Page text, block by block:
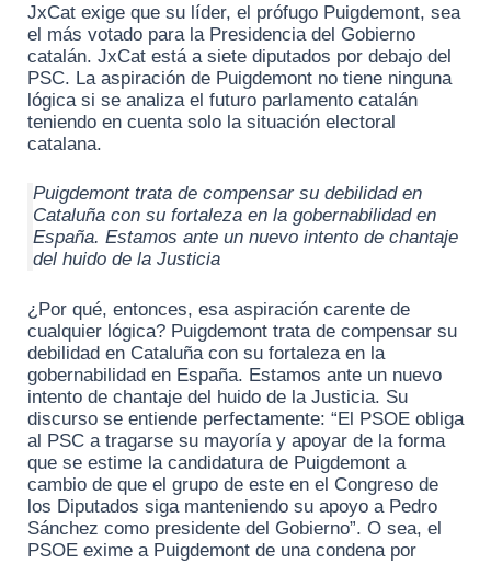
JxCat exige que su líder, el prófugo Puigdemont, sea
el más votado para la Presidencia del Gobierno
catalán. JxCat está a siete diputados por debajo del
PSC. La aspiración de Puigdemont no tiene ninguna
lógica si se analiza el futuro parlamento catalán
teniendo en cuenta solo la situación electoral
catalana.
Puigdemont trata de compensar su debilidad en
Cataluña con su fortaleza en la gobernabilidad en
España. Estamos ante un nuevo intento de chantaje
del huido de la Justicia
¿Por qué, entonces, esa aspiración carente de
cualquier lógica? Puigdemont trata de compensar su
debilidad en Cataluña con su fortaleza en la
gobernabilidad en España. Estamos ante un nuevo
intento de chantaje del huido de la Justicia. Su
discurso se entiende perfectamente: “El PSOE obliga
al PSC a tragarse su mayoría y apoyar de la forma
que se estime la candidatura de Puigdemont a
cambio de que el grupo de este en el Congreso de
los Diputados siga manteniendo su apoyo a Pedro
Sánchez como presidente del Gobierno”. O sea, el
PSOE exime a Puigdemont de una condena por